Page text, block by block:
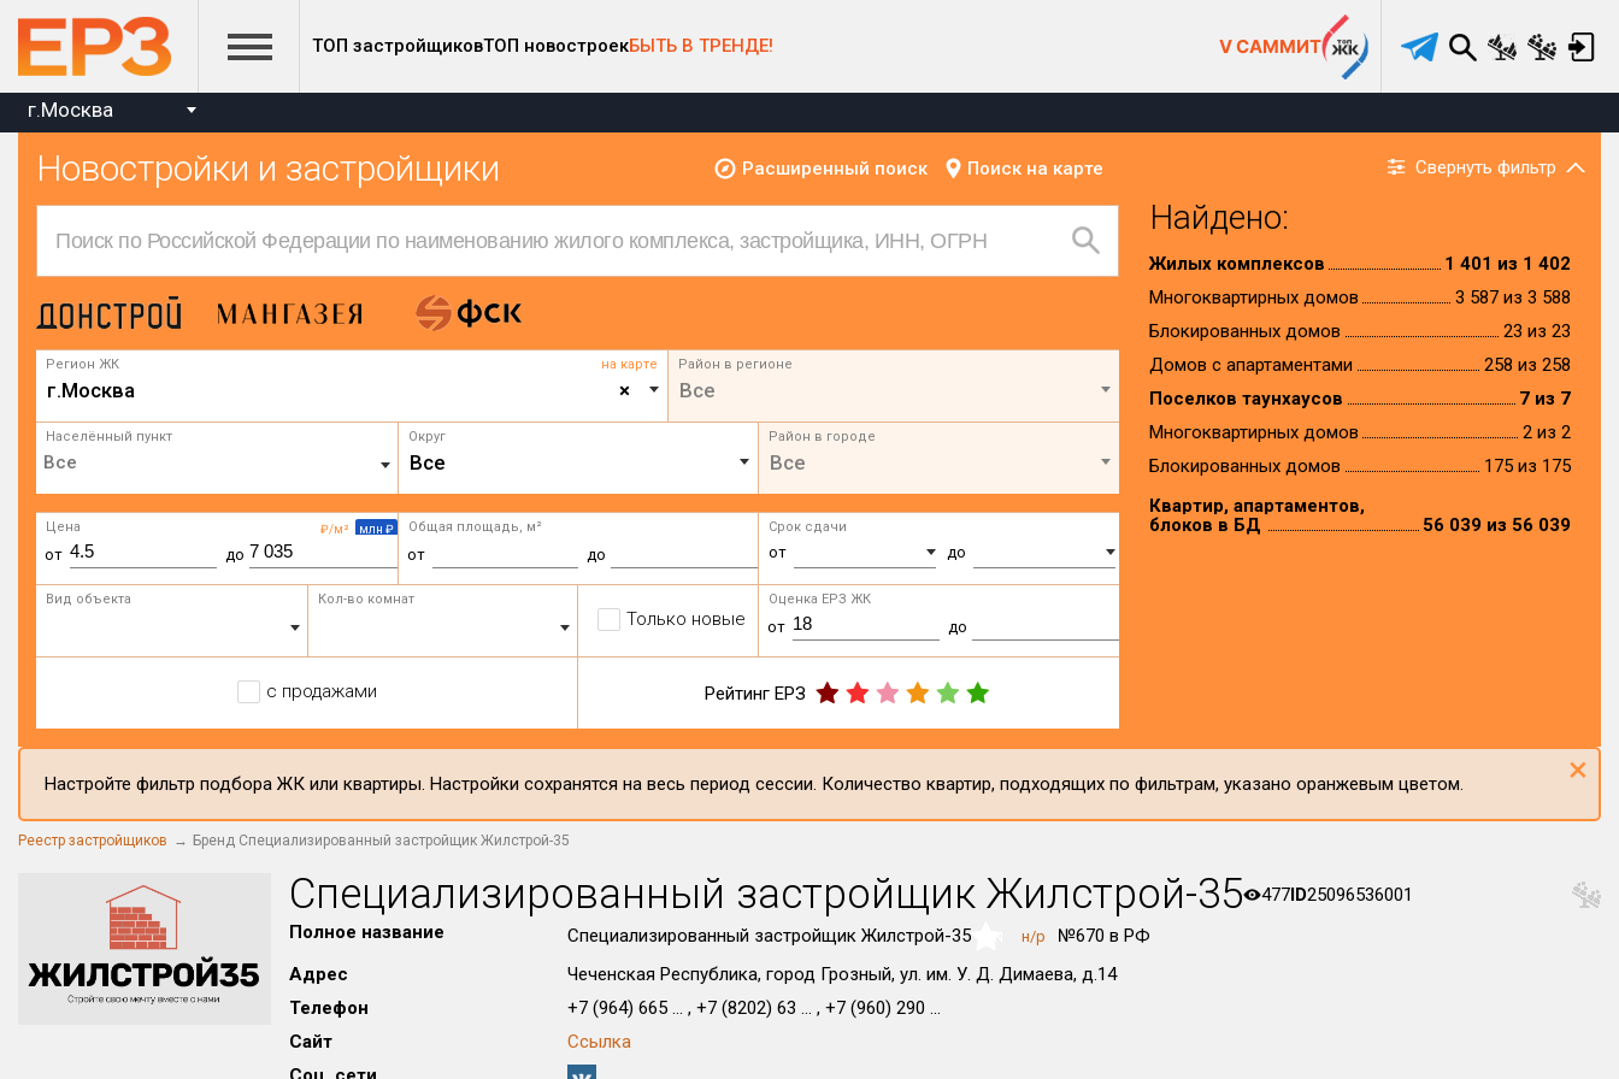
ТОП застройщиковТОП новостроекБЫТЬ В ТРЕНДЕ! V САММИТ
г.Москва
Новостройки и застройщики Расширенный поиск Поиск на карте Свернуть фильтр
Регион ЖК на карте
×
г.Москва
Район в регионе
Все
Населённый пункт Округ
Все
Район в городе
Все
₽/м² млн ₽
Цена
от до
Общая площадь, м²
от до
Срок сдачи
от до
Вид объекта Кол-во комнат
Только новые
Оценка ЕРЗ ЖК
от до
с продажами Рейтинг ЕРЗ
Найдено:
Жилых комплексов
1 401 из 1 402
Многоквартирных домов
3 587 из 3 588
Блокированных домов
23 из 23
Домов с апартаментами
258 из 258
Поселков таунхаусов
7 из 7
Многоквартирных домов
2 из 2
Блокированных домов
175 из 175
Квартир, апартаментов,
блоков в БД
56 039 из 56 039
Настройте фильтр подбора ЖК или квартиры. Настройки сохранятся на весь период сессии. Количество квартир, подходящих по фильтрам, указано оранжевым цветом. ×
Реестр застройщиков Бренд Специализированный застройщик Жилстрой-35
Специализированный застройщик Жилстрой-35 477ID25096536001
Полное название
Специализированный застройщик Жилстрой-35 н/р
№670 в РФ
Адрес
Чеченская Республика, город Грозный, ул. им. У. Д. Димаева, д.14
Телефон
+7 (964) 665 ... , +7 (8202) 63 ... , +7 (960) 290 ...
Сайт
Ссылка